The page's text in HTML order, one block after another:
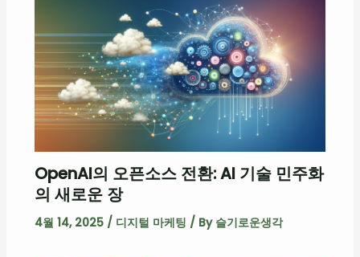
OpenAI의 오픈소스 전환: AI 기술 민주화
의 새로운 장
4월 14, 2025 / 디지털 마케팅 / By 슬기로운생각